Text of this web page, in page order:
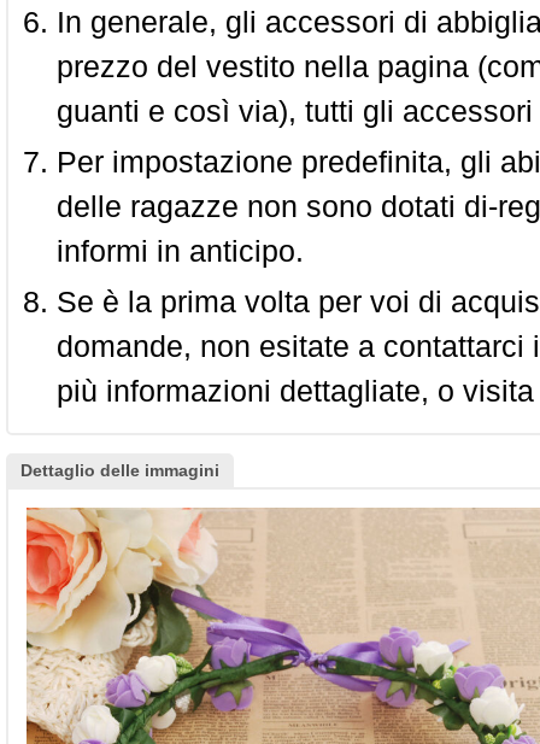
In generale, gli accessori di
prezzo del vestito nella pagina
guanti e così via), tutti gli
Per impostazione predefinita, gli
delle ragazze non sono dotati di-
informi in anticipo.
Se è la prima volta per voi di
domande, non esitate a
più informazioni dettagliate, o
Dettaglio delle immagini